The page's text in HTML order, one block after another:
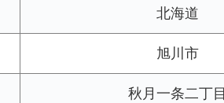
北海道
旭川市
秋月一条二丁目